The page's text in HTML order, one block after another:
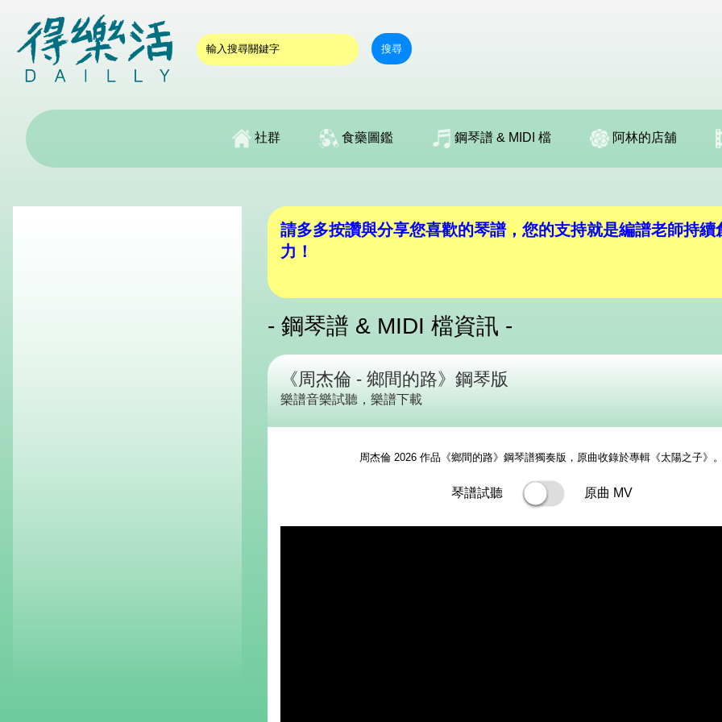
搜尋
社群 食藥圖鑑 鋼琴譜 & MIDI 檔 阿林的店舖
請多多按讚與分享您喜歡的琴譜，您的支持就是編譜老師持續
力！
- 鋼琴譜 & MIDI 檔資訊 -
《周杰倫 - 鄉間的路》鋼琴版
樂譜音樂試聽，樂譜下載
周杰倫 2026 作品《鄉間的路》鋼琴譜獨奏版，原曲收錄於專輯《太陽之子》
琴譜試聽 原曲 MV